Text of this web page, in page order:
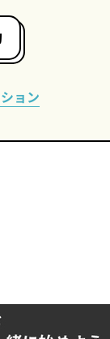
ョン